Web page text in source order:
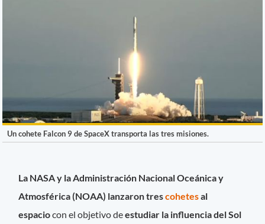
Un cohete Falcon 9 de SpaceX transporta las tres misiones.
La NASA y la Administración Nacional Oceánica y
Atmosférica (NOAA) lanzaron trescohetesal
espaciocon el objetivo deestudiar la influencia del Sol